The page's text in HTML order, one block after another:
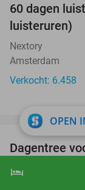
shopping_cart
hotel
60 dagen
luisteruren)
Nextory
Amsterdam
Verkocht: 6.458
Dagentree
onbeperkt
OPEN